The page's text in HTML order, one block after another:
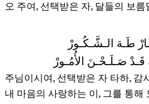
오 주여, 선택받은 자, 달들의 보
طَـهَ الـشَّـكُـورْ
صَـلَـحْـنَ الأُمُـورْ
주님이시여, 선택받은 자 타하, 감
내 마음의 사랑하는 이, 그를 통